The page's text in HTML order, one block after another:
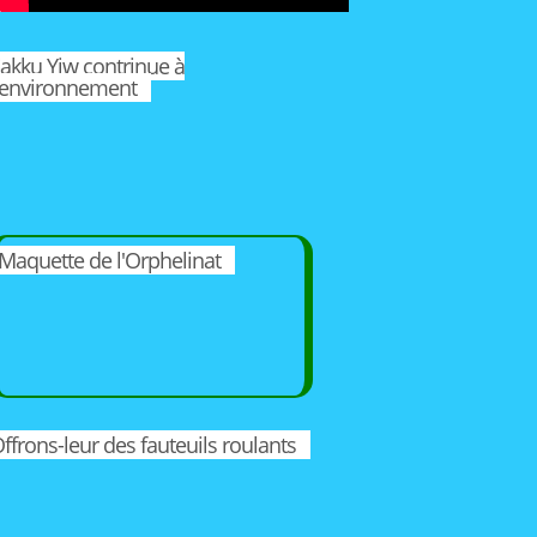
Yiw contrinue à
Maquette de l'Orphelinat
leur des fauteuils roulants